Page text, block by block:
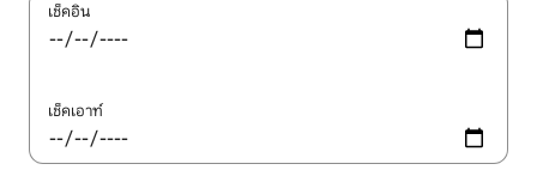
เช็คอิน
เช็คเอาท์